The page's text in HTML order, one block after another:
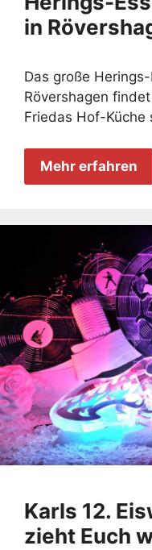
in
Das große
Rövershagen
Friedas Hof-Küche
Mehr erfahren
Karls 12.
zieht Euch